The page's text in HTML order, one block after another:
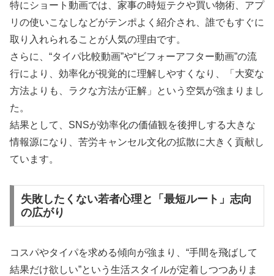
特にショート動画では、家事の時短テクや買い物術、アプ
リの使いこなしなどがテンポよく紹介され、誰でもすぐに
取り入れられることが人気の理由です。
さらに、“タイパ比較動画”や“ビフォーアフター動画”の流
行により、効率化が視覚的に理解しやすくなり、「大変な
方法よりも、ラクな方法が正解」という空気が強まりまし
た。
結果として、SNSが効率化の価値観を後押しする大きな
情報源になり、苦労キャンセル文化の拡散に大きく貢献し
ています。
失敗したくない若者心理と「最短ルート」志向
の広がり
コスパやタイパを求める傾向が強まり、“手間を飛ばして
結果だけ欲しい”という生活スタイルが定着しつつありま